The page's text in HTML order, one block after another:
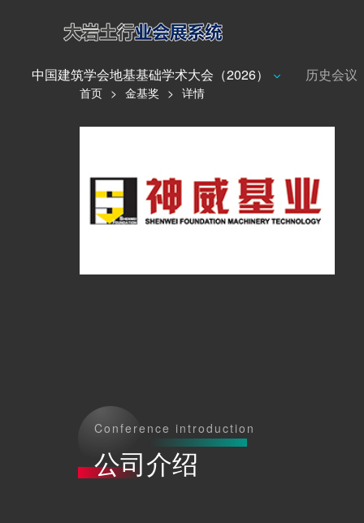
中国建筑学会地基基础学术大会（2026） 历史会议
首页 > 金基奖 > 详情
Conference introduction
公司介绍